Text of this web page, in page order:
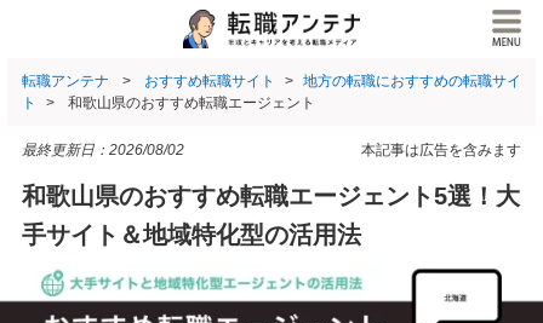
転職アンテナ おすすめ転職サイト
地方の転職におすすめの転職サイ
ト
和歌山県のおすすめ転職エージェント
本記事は広告を含みます
最終更新日： 2026/08/02
和歌山県のおすすめ転職エージェント5選！大
手サイト＆地域特化型の活用法